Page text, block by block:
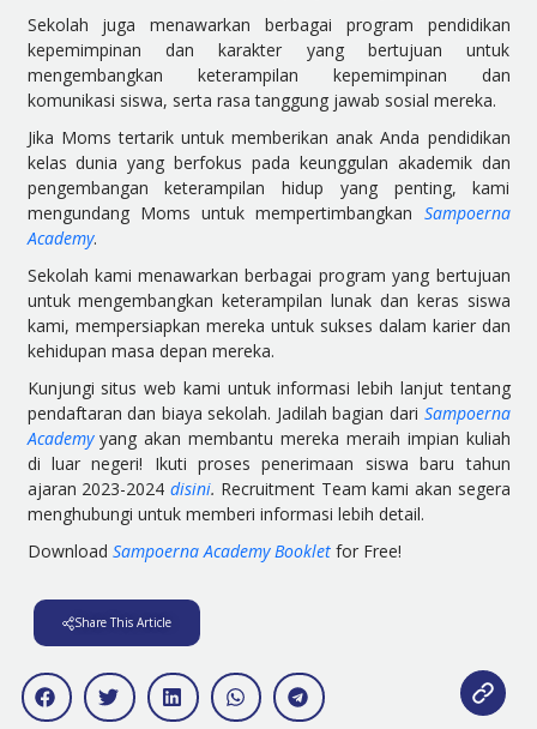
Sekolah juga menawarkan berbagai program pendidikan
kepemimpinan dan karakter yang bertujuan untuk
mengembangkan keterampilan kepemimpinan dan
komunikasi siswa, serta rasa tanggung jawab sosial mereka.
Jika Moms tertarik untuk memberikan anak Anda pendidikan
kelas dunia yang berfokus pada keunggulan akademik dan
pengembangan keterampilan hidup yang penting, kami
mengundang Moms untuk mempertimbangkan Sampoerna
Academy.
Sekolah kami menawarkan berbagai program yang bertujuan
untuk mengembangkan keterampilan lunak dan keras siswa
kami, mempersiapkan mereka untuk sukses dalam karier dan
kehidupan masa depan mereka.
Kunjungi situs web kami untuk informasi lebih lanjut tentang
pendaftaran dan biaya sekolah. Jadilah bagian dari Sampoerna
Academy yang akan membantu mereka meraih impian kuliah
di luar negeri! Ikuti proses penerimaan siswa baru tahun
ajaran 2023-2024 disini. Recruitment Team kami akan segera
menghubungi untuk memberi informasi lebih detail.
Download Sampoerna Academy Bookletfor Free!
Share This Article